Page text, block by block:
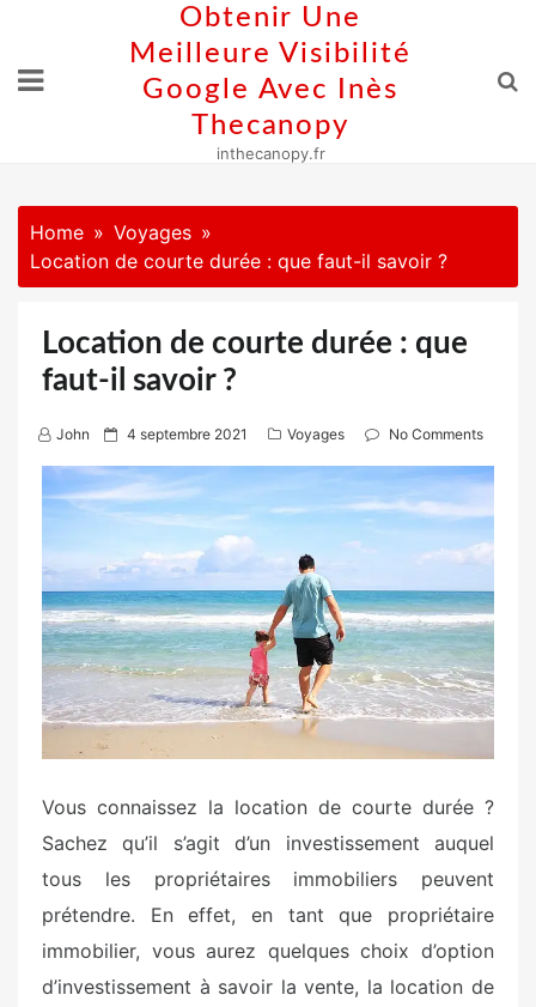
content
Obtenir Une
Meilleure Visibilité
Google Avec Inès
Thecanopy
inthecanopy.fr
Home
Voyages
Location de courte durée : que faut-il savoir ?
Location de courte durée : que
faut-il savoir ?
John
P
o
s
d
o
n
4 septembre 2021 Voyages No Comments
Vous connaissez la location de courte durée ?
Sachez qu’il s’agit d’un investissement auquel
tous les propriétaires immobiliers peuvent
prétendre. En effet, en tant que propriétaire
immobilier, vous aurez quelques choix d’option
d’investissement à savoir la vente, la location de